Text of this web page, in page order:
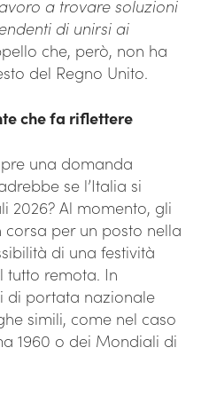
a trovare soluzioni
di unirsi ai
che, però, non ha
del Regno Unito.
che fa riflettere
una domanda
se l’Italia si
2026? Al momento, gli
per un posto nella
di una festività
tutto remota. In
di portata nazionale
simili, come nel caso
1960 o dei Mondiali di